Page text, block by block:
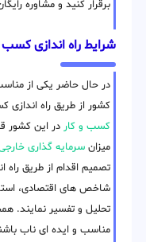
برقرار کنید و مشاوره
شرایط راه اندازی کسب
در حال حاضر یکی از
کشور از طریق راه اندازی
کسب و کار در این کشور
میزان سرمایه گذاری
تصمیم اقدام از طریق راه
شاخص های اقتصادی،
تحلیل و تفسیر نمایند.
مناسب و ایده ای ناب